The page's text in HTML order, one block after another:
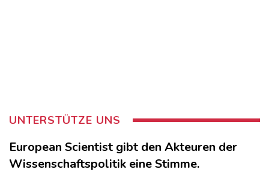
UNTERSTÜTZE UNS
European Scientist gibt den Akteuren der
Wissenschaftspolitik eine Stimme.